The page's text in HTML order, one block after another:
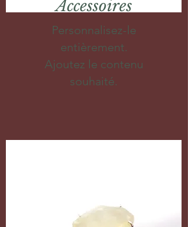
Accessoires
Personnalisez-le
entièrement.
Ajoutez le contenu
souhaité.